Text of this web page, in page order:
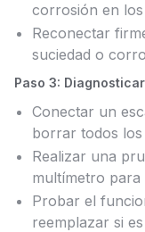
corrosión en
Reconectar
suciedad o
Paso 3:
Conectar un
borrar todos los
Realizar una
multímetro para
Probar el
reemplazar si